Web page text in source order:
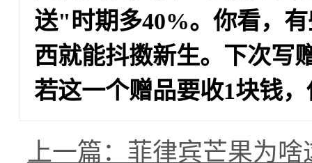
送"时期多40%。你看，
西就能抖擞新生。下次写
若这一个赠品要收1块钱
上一篇：菲律宾芒果为